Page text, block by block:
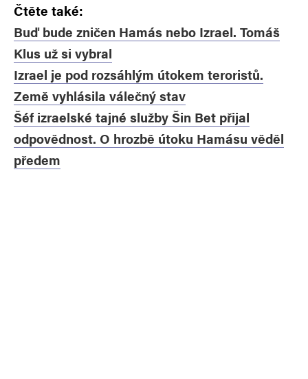
Čtěte také:
Buď bude zničen Hamás nebo Izrael. Tomáš
Klus už si vybral
Izrael je pod rozsáhlým útokem teroristů.
Země vyhlásila válečný stav
Šéf izraelské tajné služby Šin Bet přijal
odpovědnost. O hrozbě útoku Hamásu věděl
předem